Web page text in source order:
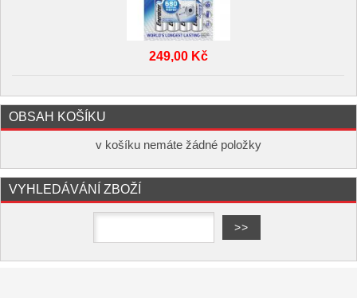
249,00 Kč
OBSAH KOŠÍKU
v košíku nemáte žádné položky
VYHLEDÁVÁNÍ ZBOŽÍ